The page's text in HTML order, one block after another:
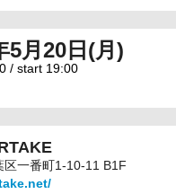
5月20日(月)
/ start 19:00
区一番町1-10-11 B1F